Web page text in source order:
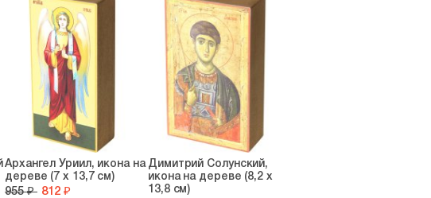
Архангел Уриил, икона на
дереве (7 х 13,7 см)
955 ₽ 812 ₽
Димитрий Солунский,
икона на дереве (8,2 х
13,8 см)